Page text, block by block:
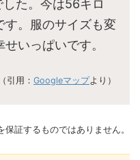
た。今は56キロ
す。服のサイズも変
いっぱいです。
（引用： Googleマップより）
証するものではありません。